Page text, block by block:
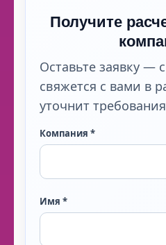
Получите
Оставьте заявку —
свяжется с вами в
уточнит
Компания *
Имя *